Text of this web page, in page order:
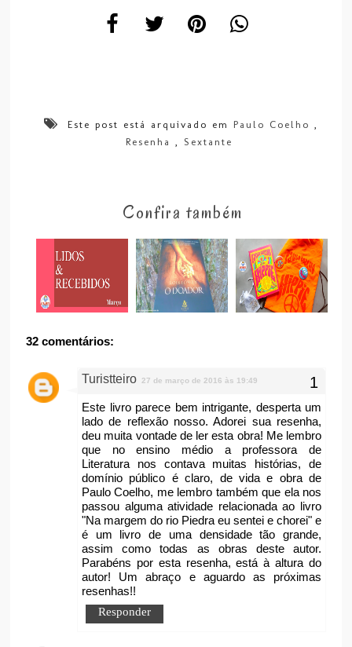
Este post está arquivado em Paulo Coelho
Resenha
Sextante
Confira também
32 comentários:
Turistteiro 27 de março de 2016 às 19:49
Este livro parece bem intrigante, desperta um
lado de reflexão nosso. Adorei sua resenha,
deu muita vontade de ler esta obra! Me lembro
que no ensino médio a professora de
Literatura nos contava muitas histórias, de
domínio público é claro, de vida e obra de
Paulo Coelho, me lembro também que ela nos
passou alguma atividade relacionada ao livro
"Na margem do rio Piedra eu sentei e chorei" e
é um livro de uma densidade tão grande,
assim como todas as obras deste autor.
Parabéns por esta resenha, está à altura do
autor! Um abraço e aguardo as próximas
resenhas!!
Responder